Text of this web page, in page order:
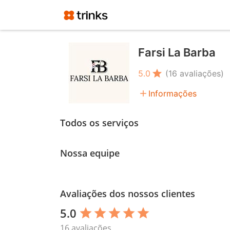
Farsi La Barba
5.0 star (16 avaliações)
add Informações
Todos os serviços
Nossa equipe
Avaliações dos nossos clientes
5.0 star star star star star
16 avaliações